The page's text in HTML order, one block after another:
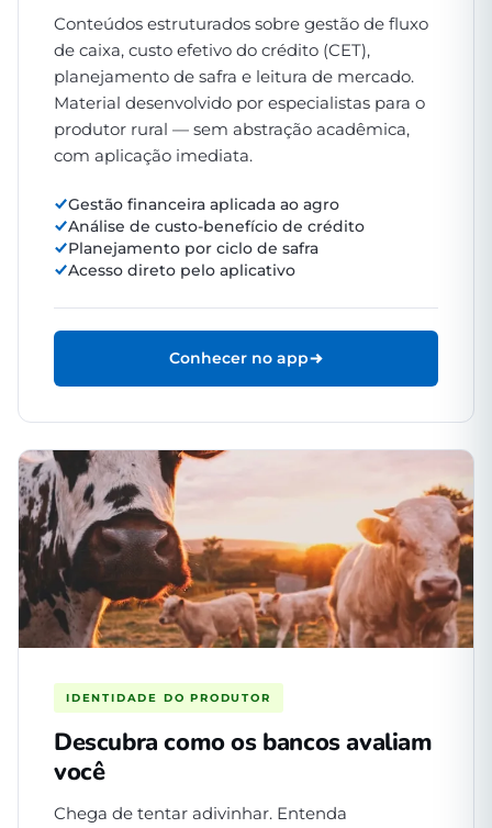
Conteúdos estruturados sobre gestão de fluxo
de caixa, custo efetivo do crédito (CET),
planejamento de safra e leitura de mercado.
Material desenvolvido por especialistas para o
produtor rural — sem abstração acadêmica,
com aplicação imediata.
Gestão financeira aplicada ao agro
Análise de custo-benefício de crédito
Planejamento por ciclo de safra
Acesso direto pelo aplicativo
Conhecer no app
IDENTIDADE DO PRODUTOR
Descubra como os bancos avaliam
você
Chega de tentar adivinhar. Entenda